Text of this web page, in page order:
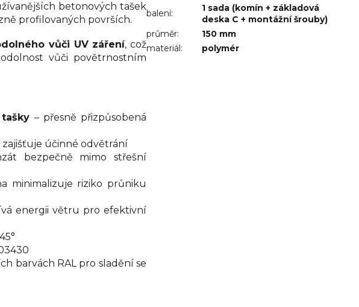
betonových tašek
profilovaných površích.
vůči UV záření, což
vůči povětrnostním
– přesně přizpůsobená
zajišťuje účinné odvětrání
bezpečně mimo střešní
minimalizuje riziko průniku
energii větru pro efektivní
barvách RAL pro sladění se
balení:
1 sada (komín + základová
deska C + montážní šrouby)
průměr:
150 mm
materiál : polymér